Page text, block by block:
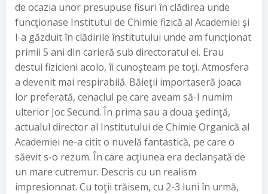
de ocazia unor presupuse fisuri în clădirea unde
funcţionase Institutul de Chimie fizică al Academiei şi
l-a găzduit în clădirile înstitutului unde am funcţionat
primii 5 ani din carieră sub directoratul ei. Erau
destui fizicieni acolo, îi cunoşteam pe toţi. Atmosfera
a devenit mai respirabilă. Băieţii importaseră joaca
lor preferată, cenaclul pe care aveam să-l numim
ulterior Joc Secund. În prima sau a doua şedinţă,
actualul director al Institutului de Chimie Organică al
Academiei ne-a citit o nuvelă fantastică, pe care o
săevit s-o rezum. În care acţiunea era declanşată de
un mare cutremur. Descris cu un realism
impresionnat. Cu toţii trăisem, cu 2-3 luni în urmă,